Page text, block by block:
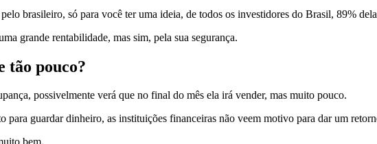
brasileiro, só para você ter uma ideia, de todos os investidores do Brasil, 89%
grande rentabilidade, mas sim, pela sua segurança.
tão pouco?
possivelmente verá que no final do mês ela irá vender, mas muito pouco.
para guardar dinheiro, as instituições financeiras não veem motivo para dar um